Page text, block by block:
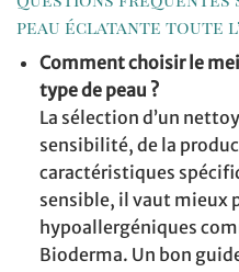
peau éclatante toute
Comment choisir le
type de peau ?
La sélection d’un
sensibilité, de la
caractéristiques
sensible, il vaut mieux
hypoallergéniques
Bioderma. Un bon